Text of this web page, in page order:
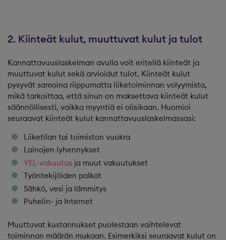
2. Kiinteät kulut, muuttuvat kulut ja tulot
Kannattavuuslaskelman avulla voit eritellä kiinteät ja
muuttuvat kulut sekä arvioidut tulot. Kiinteät kulut
pysyvät samoina riippumatta liiketoiminnan volyymista,
mikä tarkoittaa, että sinun on maksettava kiinteät kulut
säännöllisesti, vaikka myyntiä ei olisikaan. Huomioi
seuraavat kiinteät kulut kannattavuuslaskelmassasi:
Liiketilan tai toimiston vuokra
Lainojen lyhennykset
YEL-vakuutus ja muut vakuutukset
Työntekijöiden palkat
Sähkö, vesi ja lämmitys
Puhelin- ja Internet
Muuttuvat kustannukset puolestaan vaihtelevat
toiminnan määrän mukaan. Esimerkiksi seuraavat kulut on